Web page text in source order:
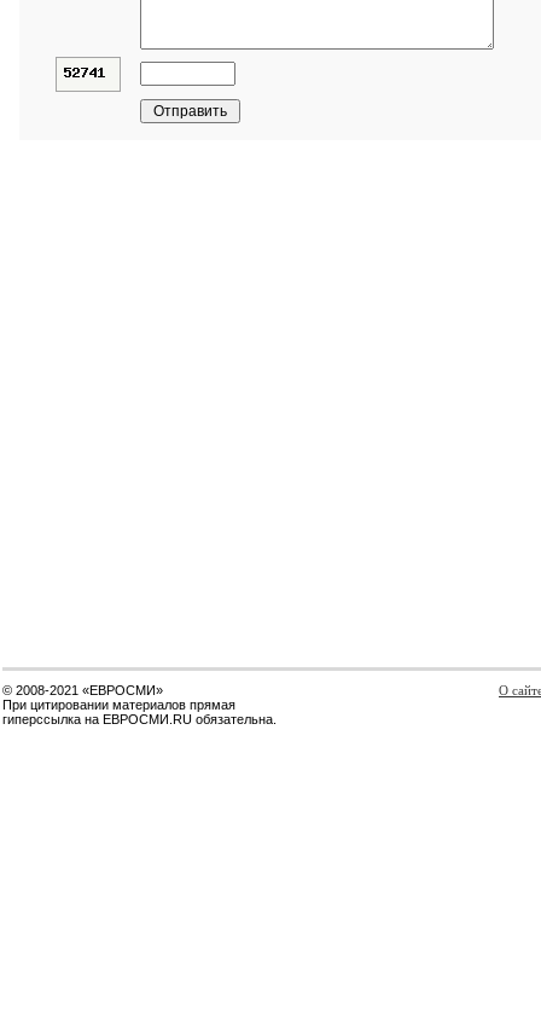
© 2008-2021 «ЕВРОСМИ»
При цитировании материалов прямая
гиперссылка на ЕВРОСМИ.RU обязательна.
О